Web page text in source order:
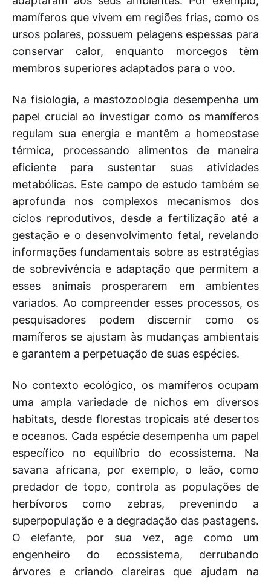
mamíferos que vivem em regiões frias, como os
ursos polares, possuem pelagens espessas para
conservar calor, enquanto morcegos têm
membros superiores adaptados para o voo.
Na fisiologia, a mastozoologia desempenha um
papel crucial ao investigar como os mamíferos
regulam sua energia e mantêm a homeostase
térmica, processando alimentos de maneira
eficiente para sustentar suas atividades
metabólicas. Este campo de estudo também se
aprofunda nos complexos mecanismos dos
ciclos reprodutivos, desde a fertilização até a
gestação e o desenvolvimento fetal, revelando
informações fundamentais sobre as estratégias
de sobrevivência e adaptação que permitem a
esses animais prosperarem em ambientes
variados. Ao compreender esses processos, os
pesquisadores podem discernir como os
mamíferos se ajustam às mudanças ambientais
e garantem a perpetuação de suas espécies.
No contexto ecológico, os mamíferos ocupam
uma ampla variedade de nichos em diversos
habitats, desde florestas tropicais até desertos
e oceanos. Cada espécie desempenha um papel
específico no equilíbrio do ecossistema. Na
savana africana, por exemplo, o leão, como
predador de topo, controla as populações de
herbívoros como zebras, prevenindo a
superpopulação e a degradação das pastagens.
O elefante, por sua vez, age como um
engenheiro do ecossistema, derrubando
árvores e criando clareiras que ajudam na